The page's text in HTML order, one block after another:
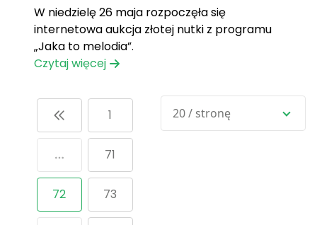
W niedzielę 26 maja rozpoczęła się
internetowa aukcja złotej nutki z programu
„Jaka to melodia”.
Czytaj więcej
1
71
72 73
20 / stronę